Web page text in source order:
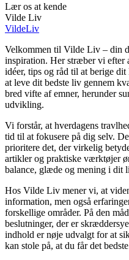
Lær os at kende
Vilde Liv
VildeLiv
Velkommen til Vilde Liv – din
inspiration. Her stræber vi efter
idéer, tips og råd til at berige
at leve dit bedste liv gennem
bred vifte af emner, herunder
udvikling.
Vi forstår, at hverdagens
tid til at fokusere på dig selv.
prioritere det, der virkelig
artikler og praktiske værktøjer
balance, glæde og mening i dit
Hos Vilde Liv mener vi, at
information, men også
forskellige områder. På den
beslutninger, der er
indhold er nøje udvalgt for at
kan stole på, at du får det